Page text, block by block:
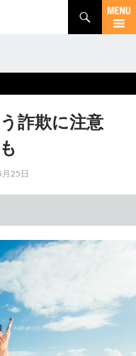
詐欺に注意
25日